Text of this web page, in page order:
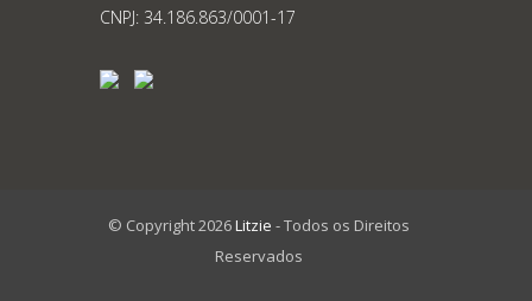
CNPJ: 34.186.863/0001-17
© Copyright 2026Litzie - Todos os Direitos
Reservados